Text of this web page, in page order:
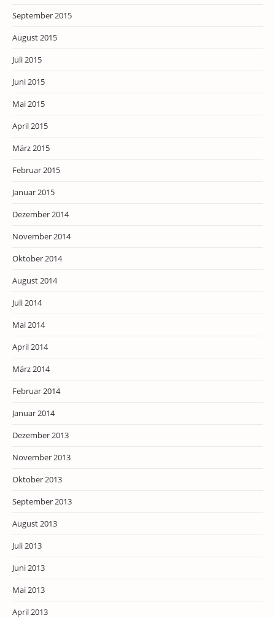
September 2015
August 2015
Juli 2015
Juni 2015
Mai 2015
April 2015
März 2015
Februar 2015
Januar 2015
Dezember 2014
November 2014
Oktober 2014
August 2014
Juli 2014
Mai 2014
April 2014
März 2014
Februar 2014
Januar 2014
Dezember 2013
November 2013
Oktober 2013
September 2013
August 2013
Juli 2013
Juni 2013
Mai 2013
April 2013